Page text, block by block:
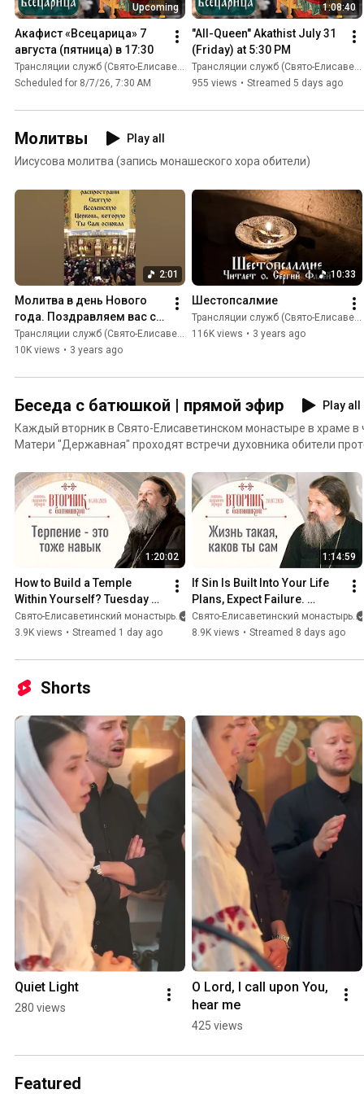
Upcoming
Акафист «Всецарица» 7
августа (пятница) в 17:30
Трансляции служб (Свято-Eлисаветинский монастырь)
Scheduled for 8/7/26, 7:30 AM
1:08:40
"All-Queen" Akathist July 31
(Friday) at 5:30 PM
Трансляции служб (Свято-Eлисаветинский монастырь)
955 views • Streamed 5 days ago
Молитвы
Play all
Иисусова молитва (запись монашеского хора обители)
2:01
Молитва в день Нового
года. Поздравляем вас с
Новым годом!
Трансляции служб (Свято-Eлисаветинский монастырь)
10K views • 3 years ago
10:33
Шестопсалмие
Трансляции служб (Свято-Eлисаветинский монастырь)
116K views • 3 years ago
Беседа с батюшкой | прямой эфир
Play all
Каждый вторник в Свято-Елисаветинском монастыре в храме в
Матери "Державная" проходят встречи духовника обители
Представляем вниманию зрителей записи онлайн-трансляций
1:20:02
How to Build a Temple
Within Yourself? Tuesday
with a Priest. A Conversation
with Fr. Andrey Leme...
Свято-Eлисаветинский монастырь
3.9K views • Streamed 1 day ago
1:14:59
If Sin Is Built Into Your Life
Plans, Expect Failure.
Tuesday With a Priest. A
Conversation with ...
Свято-Eлисаветинский монастырь
8.9K views • Streamed 8 days ago
Shorts
Quiet Light
280 views
O Lord, I call upon You,
hear me
425 views
Featured